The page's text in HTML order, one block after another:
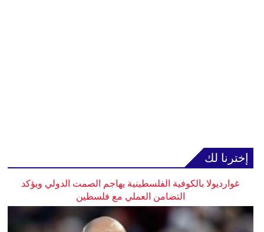
إخترنا لك
غوارديولا بالكوفية الفلسطينية يهاجم الصمت الدولي ويؤكد
التضامن العملي مع فلسطين